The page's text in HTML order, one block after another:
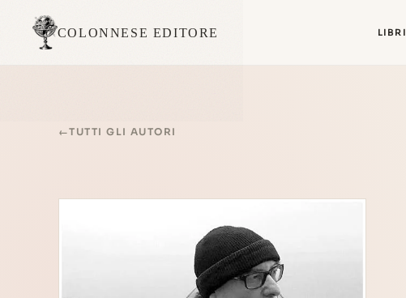
COLONNESE EDITORE LIBRI
←TUTTI GLI AUTORI